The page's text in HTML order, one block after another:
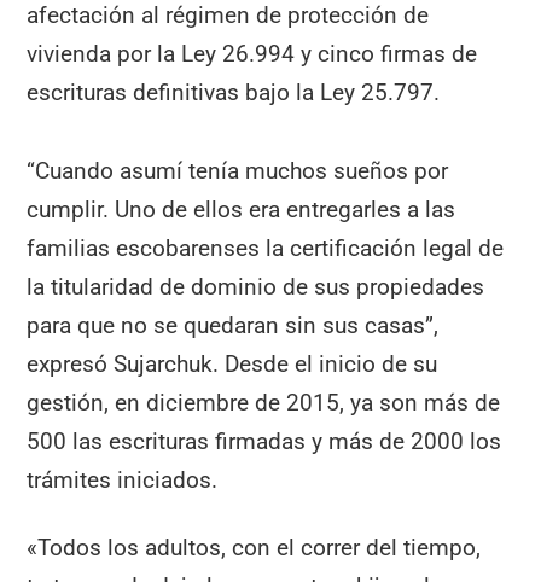
afectación al régimen de protección de
vivienda por la Ley 26.994 y cinco firmas de
escrituras definitivas bajo la Ley 25.797.
“Cuando asumí tenía muchos sueños por
cumplir. Uno de ellos era entregarles a las
familias escobarenses la certificación legal de
la titularidad de dominio de sus propiedades
para que no se quedaran sin sus casas”,
expresó Sujarchuk. Desde el inicio de su
gestión, en diciembre de 2015, ya son más de
500 las escrituras firmadas y más de 2000 los
trámites iniciados.
«Todos los adultos, con el correr del tiempo,